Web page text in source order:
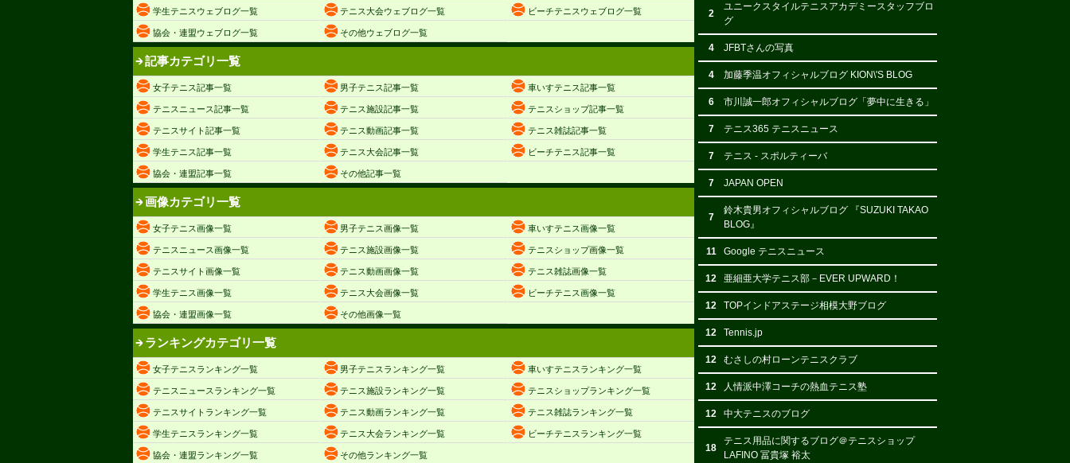
学生テニスウェブログ一覧 テニス大会ウェブログ一覧 ビーチテニスウェブログ一覧
協会・連盟ウェブログ一覧 その他ウェブログ一覧
記事カテゴリ一覧
女子テニス記事一覧 男子テニス記事一覧 車いすテニス記事一覧
テニスニュース記事一覧 テニス施設記事一覧 テニスショップ記事一覧
テニスサイト記事一覧 テニス動画記事一覧 テニス雑誌記事一覧
学生テニス記事一覧 テニス大会記事一覧 ビーチテニス記事一覧
協会・連盟記事一覧 その他記事一覧
画像カテゴリ一覧
女子テニス画像一覧 男子テニス画像一覧 車いすテニス画像一覧
テニスニュース画像一覧 テニス施設画像一覧 テニスショップ画像一覧
テニスサイト画像一覧 テニス動画画像一覧 テニス雑誌画像一覧
学生テニス画像一覧 テニス大会画像一覧 ビーチテニス画像一覧
協会・連盟画像一覧 その他画像一覧
ランキングカテゴリ一覧
女子テニスランキング一覧 男子テニスランキング一覧 車いすテニスランキング一覧
テニスニュースランキング一覧 テニス施設ランキング一覧 テニスショップランキング一覧
テニスサイトランキング一覧 テニス動画ランキング一覧 テニス雑誌ランキング一覧
学生テニスランキング一覧 テニス大会ランキング一覧 ビーチテニスランキング一覧
協会・連盟ランキング一覧 その他ランキング一覧
2
ユニークスタイルテニスアカデミースタッフブロ
グ
4 JFBTさんの写真
4 加藤季温オフィシャルブログ KION\'S BLOG
6 市川誠一郎オフィシャルブログ「夢中に生きる」
7 テニス365 テニスニュース
7 テニス - スポルティーバ
7 JAPAN OPEN
7
鈴木貴男オフィシャルブログ 『SUZUKI TAKAO
BLOG』
11 Google テニスニュース
12 亜細亜大学テニス部－EVER UPWARD！
12 TOPインドアステージ相模大野ブログ
12 Tennis.jp
12 むさしの村ローンテニスクラブ
12 人情派中澤コーチの熱血テニス塾
12 中大テニスのブログ
18
テニス用品に関するブログ＠テニスショップ
LAFINO 冨貴塚 裕太